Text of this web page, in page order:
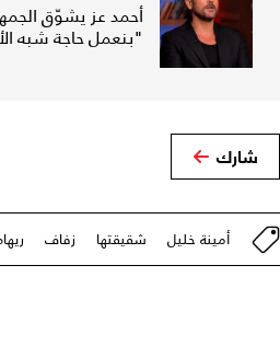
أحمد عز يشوّق
"بنعمل حاجة شبه
شارك
أمينة خليل شقيقتها زفاف